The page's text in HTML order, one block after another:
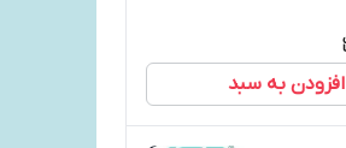
افزودن به سبد